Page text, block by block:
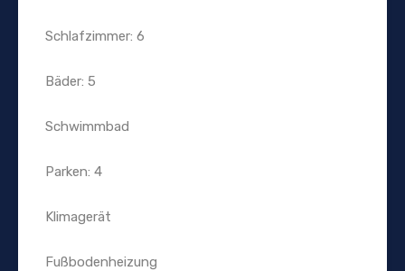
Schlafzimmer: 6
Bäder: 5
Schwimmbad
Parken: 4
Klimagerät
Fußbodenheizung